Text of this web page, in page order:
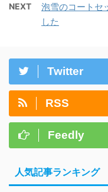
NEXT
泡雪のコートセ
した
Twitter
RSS
Feedly
人気記事ランキング